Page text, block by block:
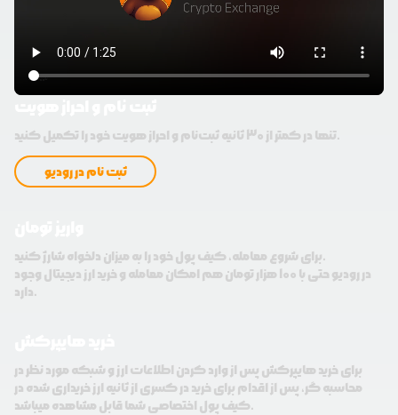
تنها در کمتر از 30 ثانیه ثبت‌نام و احراز هویت خود را تکمیل کنید.
ثبت نام در رودیو
برای شروع معامله، کیف پول خود را به میزان دلخواه شارژ کنید.
در رودیو حتی با 100 هزار تومان هم امکان معامله و خرید ارز دیجیتال وجود
دارد.
برای خرید هایپرکش پس از وارد کردن اطلاعات ارز و شبکه مورد نظر در
محاسبه گر، پس از اقدام برای خرید در کسری از ثانیه ارز خریداری شده در
کیف پول اختصاصی شما قابل مشاهده میباشد.